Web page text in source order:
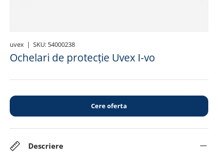
uvex | SKU: 54000238
Ochelari de protecție Uvex I-vo
Cere oferta
Descriere